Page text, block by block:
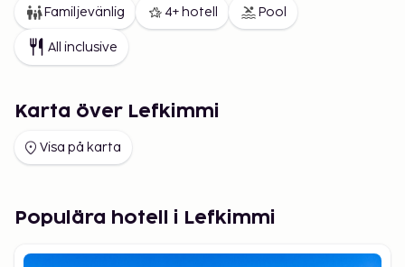
Familjevänlig 4+ hotell Pool
All inclusive
Karta över Lefkimmi
Visa på karta
Populära hotell i Lefkimmi